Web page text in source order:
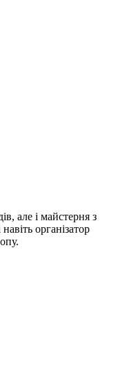
але і майстерня з
організатор